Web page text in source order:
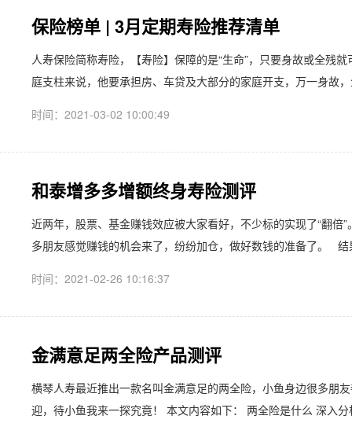
保险榜单 | 3月定期寿险推荐清单
人寿保险简称寿险，【寿险】保障的是“生命”，只要身故或全残
庭支柱来说，他要承担房、车贷及大部分的家庭开支，万一身故
时间：2021-03-02 10:00:49
和泰增多多增额终身寿险测评
近两年，股票、基金赚钱效应被大家看好，不少标的实现了“翻
多朋友感觉赚钱的机会来了，纷纷加仓，做好数钱的准备了。
时间：2021-02-26 10:16:37
金满意足两全险产品测评
横琴人寿最近推出一款名叫金满意足的两全险，小鱼身边很多朋
迎，待小鱼我来一探究竟！ 本文内容如下： 两全险是什么 深入